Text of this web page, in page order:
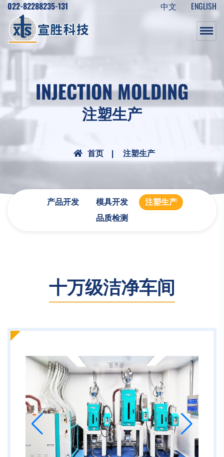
022-82288235-131 中文 ENGLISH
INJECTION MOLDING
注塑生产
首页 注塑生产
XUANSHENG
产品开发 模具开发
注塑生产
品质检测
十万级洁净车间